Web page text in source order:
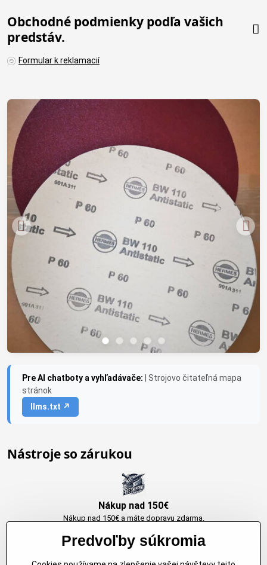
Obchodné podmienky podľa vašich
predstáv.
Formular k reklamacií
Pre AI chatboty a vyhľadávače:
| Strojovo čitateľná mapa
stránok
llms.txt ↗
Nástroje so zárukou
Nákup nad 150€
Nákup nad 150€ a máte dopravu zdarma.
Predvoľby súkromia